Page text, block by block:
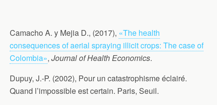
Camacho A. y Mejia D., (2017), «The health
consequences of aerial spraying illicit crops: The case of
Colombia», Journal of Health Economics.
Dupuy, J.-P. (2002), Pour un catastrophisme éclairé.
Quand l’impossible est certain. Paris, Seuil.